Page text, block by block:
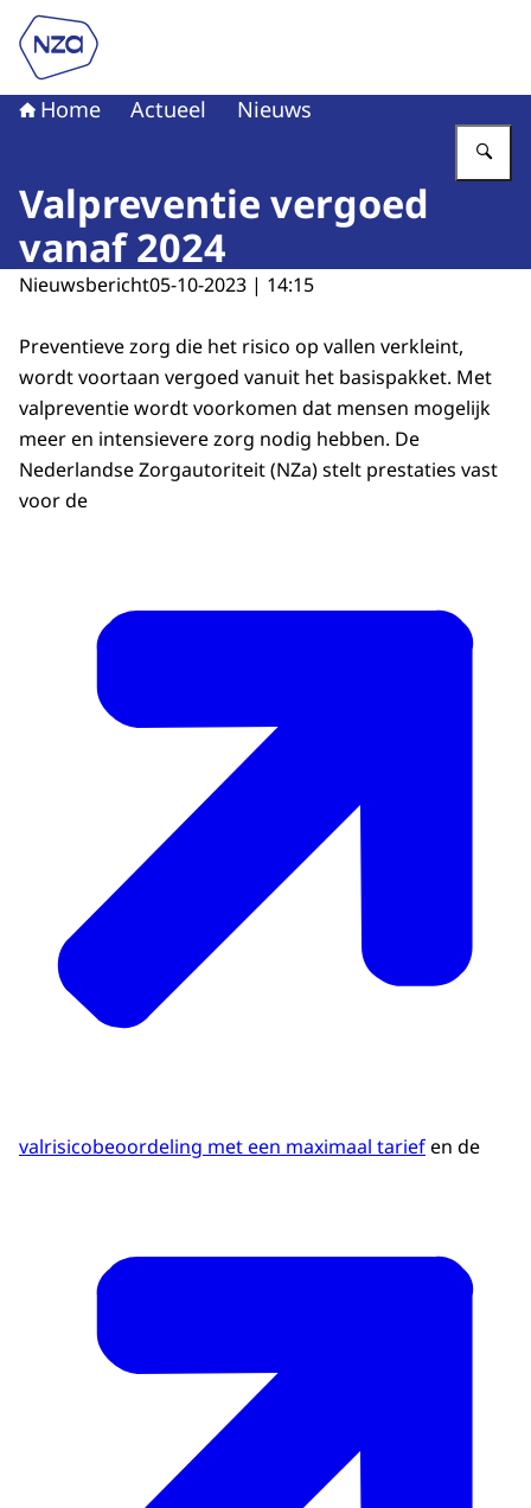
Naar de homepage van Nederlandse Zorgautoriteit
Home Actueel Nieuws
Valpreventie vergoed
vanaf 2024
Nieuwsbericht05-10-2023 | 14:15
Preventieve zorg die het risico op vallen verkleint,
wordt voortaan vergoed vanuit het basispakket. Met
valpreventie wordt voorkomen dat mensen mogelijk
meer en intensievere zorg nodig hebben. De
Nederlandse Zorgautoriteit (NZa) stelt prestaties vast
voor de
valrisicobeoordeling met een maximaal tariefen de